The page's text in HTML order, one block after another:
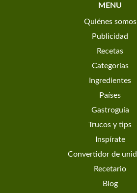
MENU
Quiénes somos
Publicidad
Recetas
Categorias
Ingredientes
Países
Gastroguía
Trucos y tips
Inspírate
Convertidor de
Recetario
Blog